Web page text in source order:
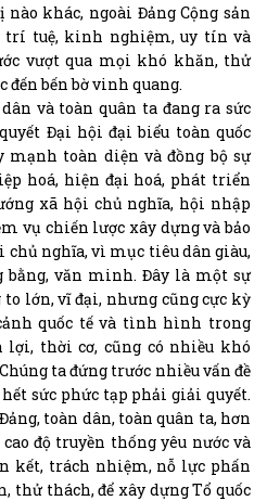
khác, ngoài Đảng Cộng sản
trí tuệ, kinh nghiệm, uy tín và
vượt qua mọi khó khăn, thử
đến bến bờ vinh quang.
và toàn quân ta đang ra sức
Đại hội đại biểu toàn quốc
toàn diện và đồng bộ sự
hoá, hiện đại hoá, phát triển
xã hội chủ nghĩa, hội nhập
vụ chiến lược xây dựng và bảo
chủ nghĩa, vì mục tiêu dân giàu,
bằng, văn minh. Đây là một sự
lớn, vĩ đại, nhưng cũng cực kỳ
quốc tế và tình hình trong
lợi, thời cơ, cũng có nhiều khó
ta đứng trước nhiều vấn đề
sức phức tạp phải giải quyết.
toàn dân, toàn quân ta, hơn
độ truyền thống yêu nước và
kết, trách nhiệm, nỗ lực phấn
thử thách, để xây dựng Tổ quốc